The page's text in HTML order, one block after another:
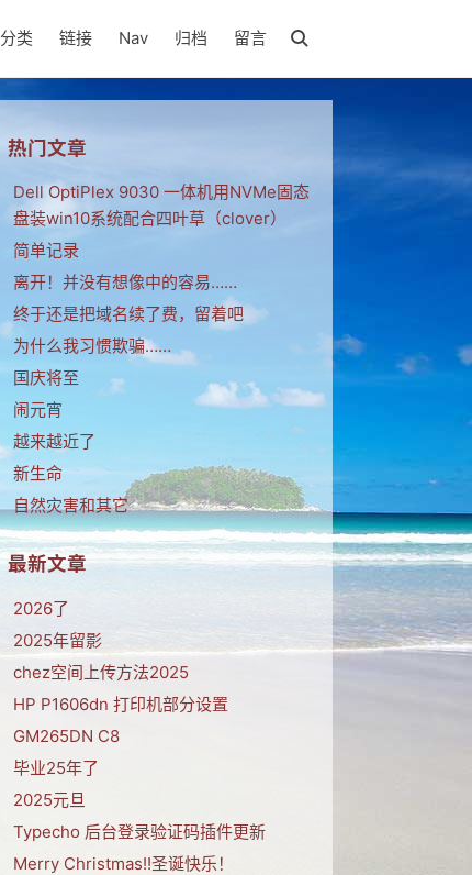
分类 链接 Nav 归档 留言
热门文章
Dell OptiPlex 9030 一体机用NVMe固态
盘装win10系统配合四叶草（clover）
简单记录
离开！并没有想像中的容易……
终于还是把域名续了费，留着吧
为什么我习惯欺骗……
国庆将至
闹元宵
越来越近了
新生命
自然灾害和其它
最新文章
2026了
2025年留影
chez空间上传方法2025
HP P1606dn 打印机部分设置
GM265DN C8
毕业25年了
2025元旦
Typecho 后台登录验证码插件更新
Merry Christmas!!圣诞快乐！